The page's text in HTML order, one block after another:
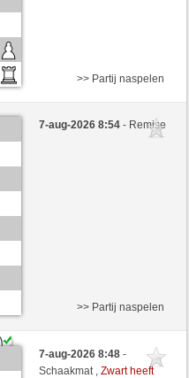
>> Partij naspelen
7-aug-2026 8:54- Remise
>> Partij naspelen
7-aug-2026 8:48-
Schaakmat ,Zwart heeft